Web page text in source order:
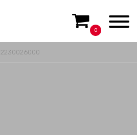
0
2230026000